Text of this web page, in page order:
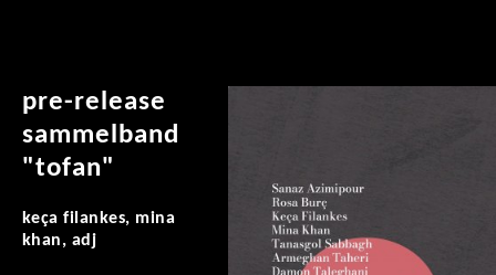
pre-release
sammelband
"tofan"
keça filankes, mina
khan, adj